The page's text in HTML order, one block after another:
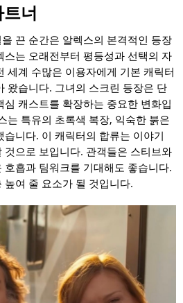
너
끈 순간은 알렉스의 본격적인 등장
스는 오래전부터 평등성과 선택의 자
세계 수많은 이용자에게 기본 캐릭터
왔습니다. 그녀의 스크린 등장은 단
캐스트를 확장하는 중요한 변화입
는 특유의 초록색 복장, 익숙한 붉은
니다. 이 캐릭터의 합류는 이야기
것으로 보입니다. 관객들은 스티브와
흡과 팀워크를 기대해도 좋습니다.
여 줄 요소가 될 것입니다.